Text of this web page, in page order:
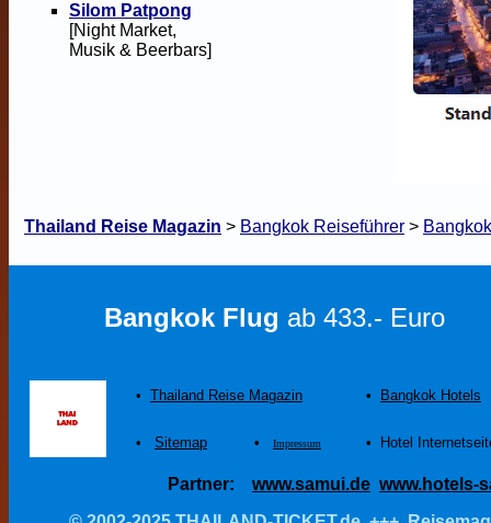
Silom Patpong
[Night Market,
Musik & Beerbars]
Thailand Reise Magazin > Bangkok Reiseführer >
Bangkok Flug ab 433.- Euro
• Thailand Reise Magazin • Bangkok Hotels
• Sitemap • Impressum • Hotel
Partner: www.samui.de www.hotels-